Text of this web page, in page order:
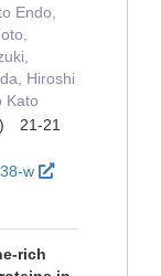
Endo,
Hiroshi
Kato
21-21
w
rich